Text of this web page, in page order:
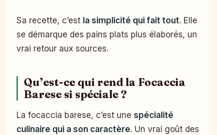
Sa recette, c’est la simplicité qui fait tout. Elle
se démarque des pains plats plus élaborés, un
vrai retour aux sources.
Qu’est-ce qui rend la Focaccia
Barese si spéciale ?
La focaccia barese, c’est une spécialité
culinaire qui a son caractère. Un vrai goût des